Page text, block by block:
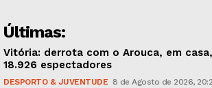
Últimas:
Vitória: derrota com o Arouca, em
18.926 espectadores
DESPORTO & JUVENTUDE 8 de Agosto de 2026,